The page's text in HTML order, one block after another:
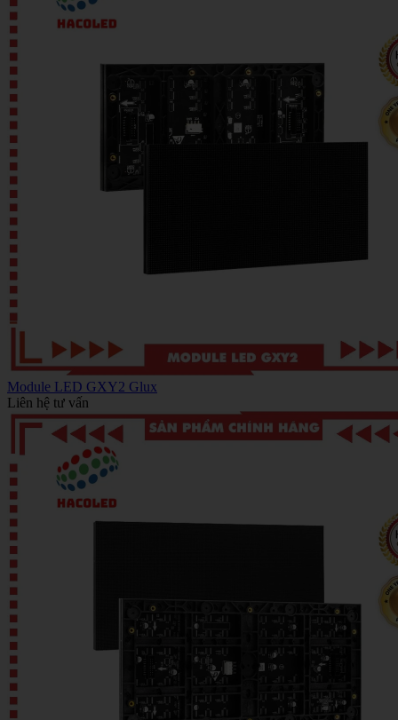
Module LED GXY2 Glux
Liên hệ tư vấn